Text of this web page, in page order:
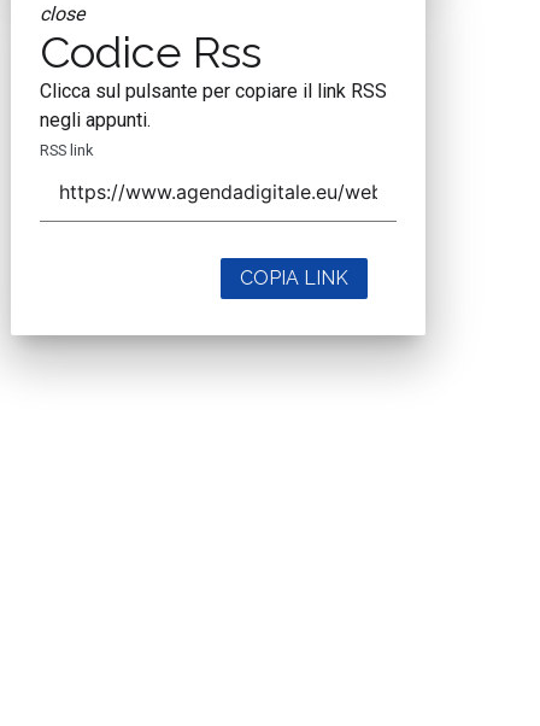
close
Codice Rss
Clicca sul pulsante per copiare il link RSS
negli appunti.
RSS link
COPIA LINK